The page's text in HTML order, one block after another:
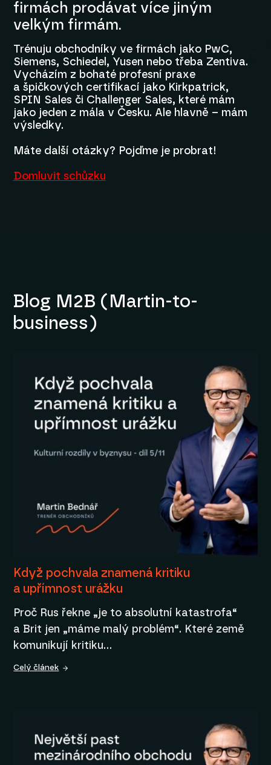
firmách prodávat více jiným
velkým firmám.
Trénuju obchodníky ve firmách jako PwC,
Siemens, Schiedel, Yusen nebo třeba Zentiva.
Vycházím z bohaté profesní praxe
a špičkových certifikací jako Kirkpatrick,
SPIN Sales či Challenger Sales, které mám
jako jeden z mála v Česku. Ale hlavně – mám
výsledky.
Máte další otázky? Pojďme je probrat!
Domluvit schůzku
Blog M2B (Martin-to-
business)
Když pochvala znamená kritiku
a upřímnost urážku
Proč Rus řekne „je to absolutní katastrofa“
a Brit jen „máme malý problém“. Které země
komunikují kritiku…
Celý článek